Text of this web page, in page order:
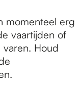
momenteel erg
vaartijden of
Houd